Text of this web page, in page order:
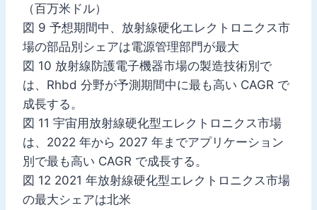
（百万米ドル）
図 9 予想期間中、放射線硬化エレクトロニクス市
場の部品別シェアは電源管理部門が最大
図 10 放射線防護電子機器市場の製造技術別で
は、Rhbd 分野が予測期間中に最も高い CAGR で
成長する。
図 11 宇宙用放射線硬化型エレクトロニクス市場
は、2022 年から 2027 年までアプリケーション
別で最も高い CAGR で成長する。
図 12 2021 年放射線硬化型エレクトロニクス市場
の最大シェアは北米